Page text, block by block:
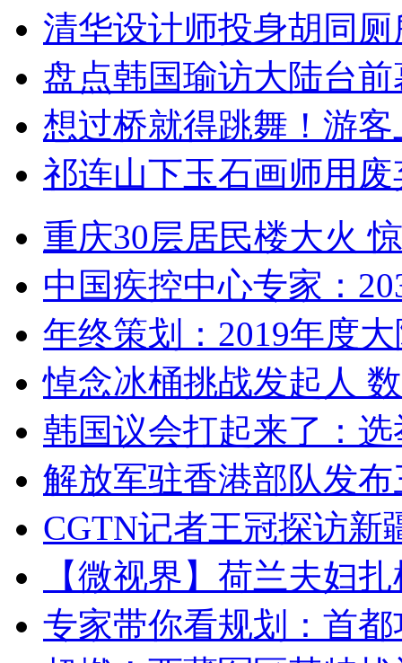
清华设计师投身胡同
盘点韩国瑜访大陆台
想过桥就得跳舞！游客
祁连山下玉石画师用
重庆30层居民楼大火
中国疾控中心专家：
年终策划：2019年度
悼念冰桶挑战发起人
韩国议会打起来了：
解放军驻香港部队发
CGTN记者王冠探访新
【微视界】荷兰夫妇
专家带你看规划：首